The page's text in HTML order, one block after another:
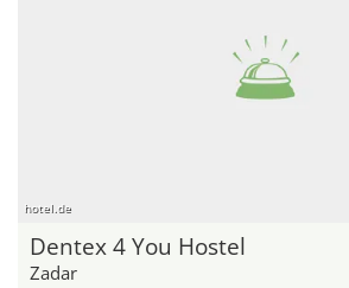
hotel.de
Dentex 4 You Hostel
Zadar